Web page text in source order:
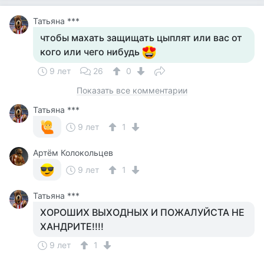
Татьяна ***
чтобы махать защищать цыплят или вас от
кого или чего нибудь
9 лет 26
0
Показать все комментарии
Татьяна ***
9 лет
1
Артём Колокольцев
9 лет
1
Татьяна ***
ХОРОШИХ ВЫХОДНЫХ И ПОЖАЛУЙСТА НЕ
ХАНДРИТЕ!!!!
9 лет 1